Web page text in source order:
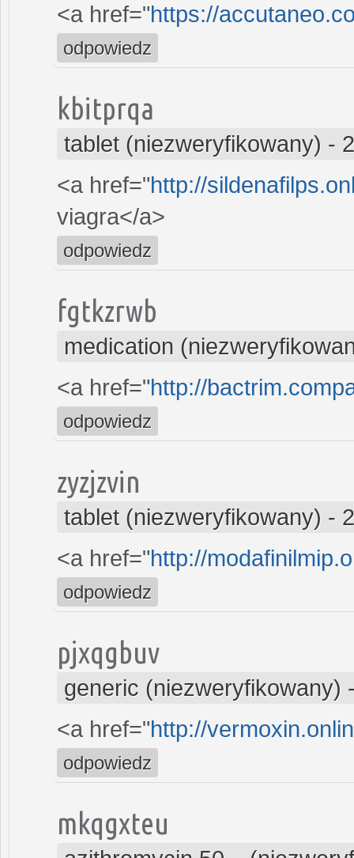
<a href="https://
odpowiedz
kbitprqa
tablet (niezweryfikowany) -
<a href="http://
viagra</a>
odpowiedz
fgtkzrwb
medication
<a href="http://
odpowiedz
zyzjzvin
tablet (niezweryfikowany) -
<a href="http://
odpowiedz
pjxqgbuv
generic (niezweryfikowany)
<a href="http://
odpowiedz
mkqgxteu